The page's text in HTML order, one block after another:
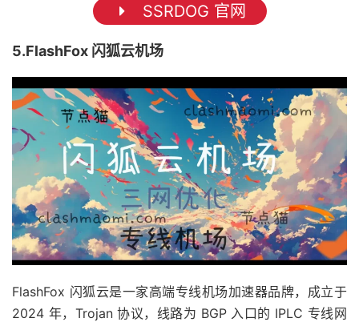
SSRDOG 官网
5.FlashFox 闪狐云机场
FlashFox 闪狐云是一家高端专线机场加速器品牌，成立于
2024 年，Trojan 协议，线路为 BGP 入口的 IPLC 专线网